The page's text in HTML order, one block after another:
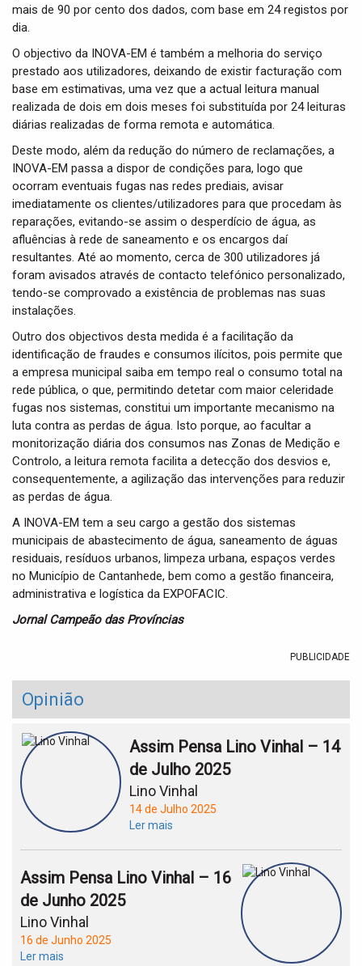
mais de 90 por cento dos dados, com base em 24 registos por
dia.
O objectivo da INOVA-EM é também a melhoria do serviço
prestado aos utilizadores, deixando de existir facturação com
base em estimativas, uma vez que a actual leitura manual
realizada de dois em dois meses foi substituída por 24 leituras
diárias realizadas de forma remota e automática.
Deste modo, além da redução do número de reclamações, a
INOVA-EM passa a dispor de condições para, logo que
ocorram eventuais fugas nas redes prediais, avisar
imediatamente os clientes/utilizadores para que procedam às
reparações, evitando-se assim o desperdício de água, as
afluências à rede de saneamento e os encargos daí
resultantes. Até ao momento, cerca de 300 utilizadores já
foram avisados através de contacto telefónico personalizado,
tendo-se comprovado a existência de problemas nas suas
instalações.
Outro dos objectivos desta medida é a facilitação da
identificação de fraudes e consumos ilícitos, pois permite que
a empresa municipal saiba em tempo real o consumo total na
rede pública, o que, permitindo detetar com maior celeridade
fugas nos sistemas, constitui um importante mecanismo na
luta contra as perdas de água. Isto porque, ao facultar a
monitorização diária dos consumos nas Zonas de Medição e
Controlo, a leitura remota facilita a detecção dos desvios e,
consequentemente, a agilização das intervenções para reduzir
as perdas de água.
A INOVA-EM tem a seu cargo a gestão dos sistemas
municipais de abastecimento de água, saneamento de águas
residuais, resíduos urbanos, limpeza urbana, espaços verdes
no Município de Cantanhede, bem como a gestão financeira,
administrativa e logística da EXPOFACIC.
Jornal Campeão das Províncias
PUBLICIDADE
Opinião
Assim Pensa Lino Vinhal – 14
de Julho 2025
Lino Vinhal
14 de Julho 2025
Ler mais
Assim Pensa Lino Vinhal – 16
de Junho 2025
Lino Vinhal
16 de Junho 2025
Ler mais